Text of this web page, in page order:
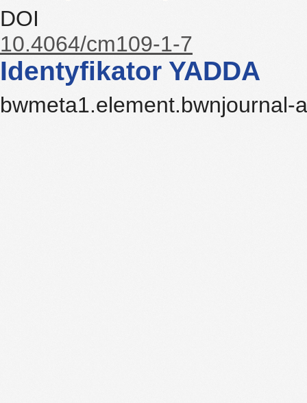
DOI
10.4064/cm109-1-7
Identyfikator YADDA